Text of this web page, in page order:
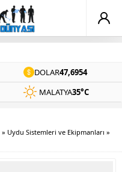
DOLAR47,6954
MALATYA35°C
» Uydu Sistemleri ve Ekipmanları »